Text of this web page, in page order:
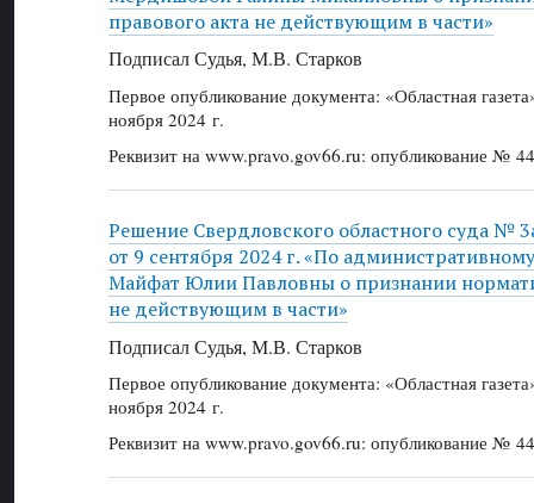
правового акта не действующим в части»
Подписал Судья, М.В. Старков
Первое опубликование документа: «Областная
ноября 2024 г.
Реквизит на www.pravo.gov66.ru: опубликование №
Решение Свердловского областного суда №
от 9 сентября 2024 г. «По
Майфат Юлии Павловны о признании
не действующим в части»
Подписал Судья, М.В. Старков
Первое опубликование документа: «Областная
ноября 2024 г.
Реквизит на www.pravo.gov66.ru: опубликование №